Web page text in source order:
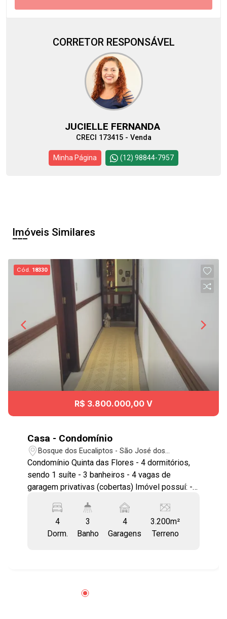
CORRETOR RESPONSÁVEL
JUCIELLE FERNANDA
CRECI 173415 - Venda
Minha Página (12) 98844-7957
Imóveis Similares
Cód. 18330
R$ 3.800.000,00 V
Casa - Condomínio
Bosque dos Eucaliptos - São José dos
Campos/SP
Condomínio Quinta das Flores - 4 dormitórios,
sendo 1 suíte - 3 banheiros - 4 vagas de
garagem privativas (cobertas) Imóvel possuí: - 3
de tv - Cozinha - Despensa - Lareira - Terraço -
Copa - Hidromassagem - Churrasqueira - Jardim
e quintal - Edícula Ótima localização, próximo a
às principais regiões da cidade. Agende já sua
4
Dorm.
3
Banho
4
Garagens
3.200m²
Terreno